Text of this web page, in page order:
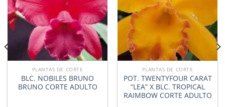
PLANTAS DE CORTE
BLC. NOBILES BRUNO
BRUNO CORTE ADULTO
PLANTAS DE CORTE
POT. TWENTYFOUR CARAT
“LEA” X BLC. TROPICAL
RAIMBOW CORTE ADULTO